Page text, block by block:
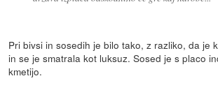
Pri bivsi in sosedih je bilo tako, z razliko, da je
in se je smatrala kot luksuz. Sosed je s placo
kmetijo.